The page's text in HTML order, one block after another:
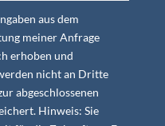
aus dem
meiner Anfrage
erhoben und
nicht an Dritte
abgeschlossenen
Hinweis: Sie